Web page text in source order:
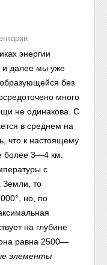
энергии
и далее мы уже
без
много
не одинакова. С
в среднем на
что к настоящему
более 3—4 км.
с
Земли, то
но, по
на глубине
равна 2500—
элементы